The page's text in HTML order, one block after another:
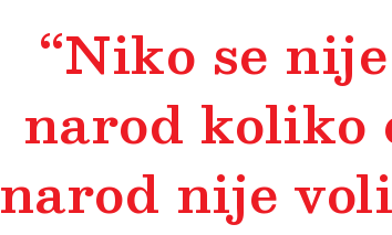
“Niko se
narod koliko
narod nije